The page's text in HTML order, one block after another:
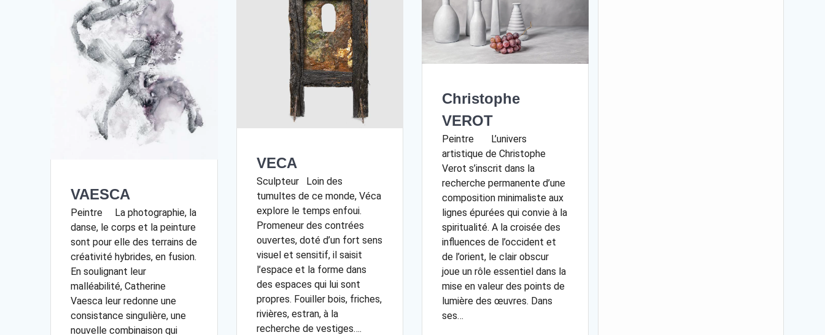
VAESCA
Peintre La photographie, la
danse, le corps et la peinture
sont pour elle des terrains de
créativité hybrides, en fusion.
En soulignant leur
malléabilité, Catherine
Vaesca leur redonne une
consistance singulière, une
nouvelle combinaison qui
VECA
Sculpteur Loin des
tumultes de ce monde, Véca
explore le temps enfoui.
Promeneur des contrées
ouvertes, doté d’un fort sens
visuel et sensitif, il saisit
l’espace et la forme dans
des espaces qui lui sont
propres. Fouiller bois, friches,
rivières, estran, à la
recherche de vestiges….
Christophe
VEROT
Peintre L’univers
artistique de Christophe
Verot s’inscrit dans la
recherche permanente d’une
composition minimaliste aux
lignes épurées qui convie à la
spiritualité. A la croisée des
influences de l’occident et
de l’orient, le clair obscur
joue un rôle essentiel dans la
mise en valeur des points de
lumière des œuvres. Dans
ses…